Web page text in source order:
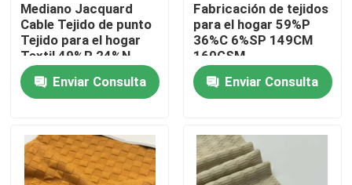
Inicio
Contactos
Mediano Jacquard
Cable Tejido de punto
Tejido para el hogar
Textil 49%R 24%N
24%P 3%SP 150CM
360GSM F01-051
Enviar Consulta
Fabricación de tejidos
para el hogar 59%P
36%C 6%SP 149CM
160GSM
Enviar Consulta